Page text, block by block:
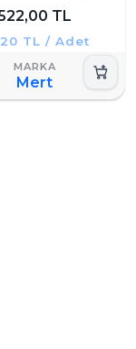
TL
TL / Adet
Mert